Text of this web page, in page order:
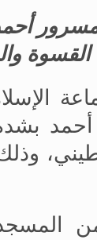
المسجد